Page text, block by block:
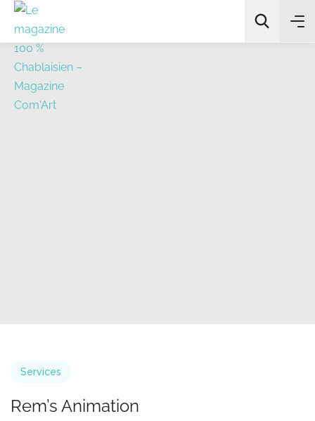
Services
Rem’s Animation